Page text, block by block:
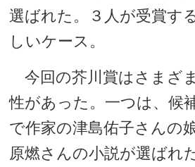
選ばれた。３人が受賞す
しいケース。
今回の芥川賞はさまざ
性があった。一つは、候
で作家の津島佑子さんの
原燃さんの小説が選ばれ